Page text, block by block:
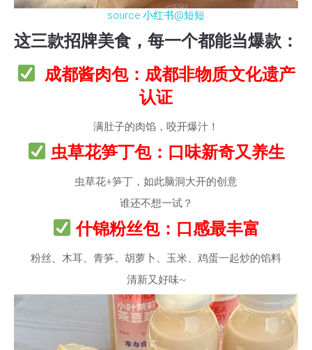
source:小红书@短短
这三款招牌美食，每一个都能当爆款：
成都酱肉包：成都非物质文化遗产
认证
满肚子的肉馅，咬开爆汁！
虫草花笋丁包：口味新奇又养生
虫草花+笋丁，如此脑洞大开的创意
谁还不想一试？
什锦粉丝包：口感最丰富
粉丝、木耳、青笋、胡萝卜、玉米、鸡蛋一起炒的馅料
清新又好味~